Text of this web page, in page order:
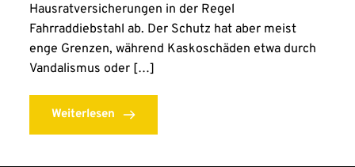
Hausratversicherungen in der Regel
Fahrraddiebstahl ab. Der Schutz hat aber meist
enge Grenzen, während Kaskoschäden etwa durch
Vandalismus oder […]
Weiterlesen